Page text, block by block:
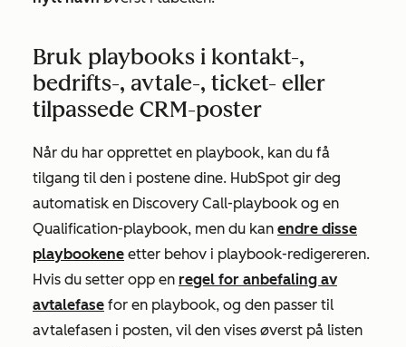
Bruk playbooks i kontakt-,
bedrifts-, avtale-, ticket- eller
tilpassede CRM-poster
Når du har opprettet en playbook, kan du få
tilgang til den i postene dine. HubSpot gir deg
automatisk en Discovery Call-playbook og en
Qualification-playbook, men du kan endre disse
playbookene etter behov i playbook-redigereren.
Hvis du setter opp en regel for anbefaling av
avtalefase for en playbook, og den passer til
avtalefasen i posten, vil den vises øverst på listen